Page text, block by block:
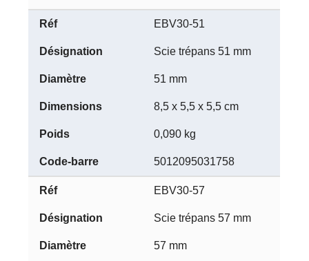
EBV30-51
Scie trépans 51 mm
51 mm
8,5 x 5,5 x 5,5 cm
0,090 kg
5012095031758
EBV30-57
Scie trépans 57 mm
57 mm